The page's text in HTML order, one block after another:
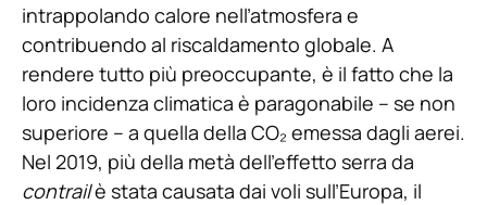
intrappolando calore nell’atmosfera e
contribuendo al riscaldamento globale. A
rendere tutto più preoccupante, è il fatto che la
loro incidenza climatica è paragonabile – se non
superiore – a quella della CO₂ emessa dagli aerei.
Nel 2019, più della metà dell’effetto serra da
contrailè stata causata dai voli sull’Europa, il